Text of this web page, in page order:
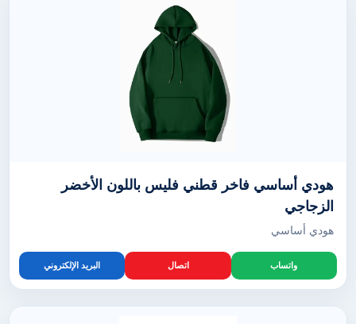
هودي أساسي فاخر قطني فليس باللون الأخضر
الزجاجي
هودي أساسي
واتساب اتصال البريد الإلكتروني